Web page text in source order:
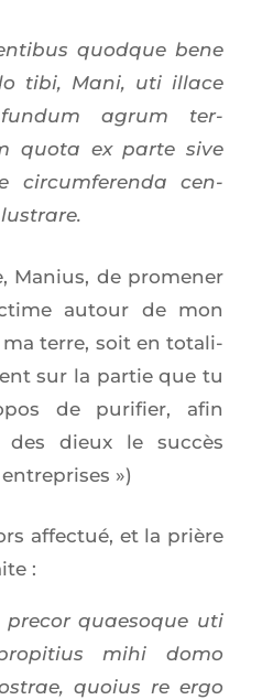
quodque bene
tibi, Mani, uti illace
fun­dum agrum ter­
quo­ta ex parte sive
cir­cum­fe­ren­da cen­
Manius, de pro­me­ner
autour de mon
terre, soit en tota­li­
sur la par­tie que tu
de puri­fier, afin
des dieux le suc­cès
»)
affec­tué, et la prière
:
quae­soque uti
mihi domo
quoius re ergo